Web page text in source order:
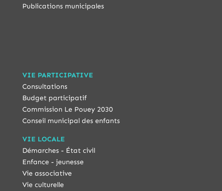
Publications municipales
VIE PARTICIPATIVE
Consultations
Budget participatif
Commission Le Pouey 2030
Conseil municipal des enfants
VIE LOCALE
Démarches - État civil
Enfance - jeunesse
Vie associative
Vie culturelle